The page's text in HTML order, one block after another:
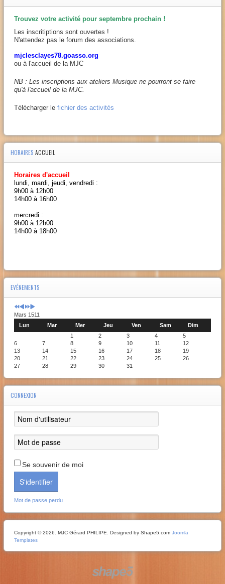
Trouvez votre activité pour septembre prochain !
Les inscritiptions sont ouvertes !
N'attendez pas le forum des associations.
mjclesclayes78.goasso.org
ou à l'accueil de la MJC
NB : Les inscriptions aux ateliers Musique ne pourront se faire
qu'à l'accueil de la MJC.
Télécharger le fichier des activités
HORAIRES ACCUEIL
Horaires d'accueil
lundi, mardi, jeudi, vendredi :
9h00 à 12h00
14h00 à 16h00
mercredi :
9h00 à 12h00
14h00 à 18h00
EVÉNEMENTS
Mars 1511
Lun
Mar Mer Jeu Ven Sam
Dim
1
2 3 4
5
6
7 8 9 10 11
12
13
14 15 16 17 18
19
20
21 22 23 24 25
26
27
28 29 30 31
CONNEXION
Se souvenir de moi
S'identifier
Mot de passe perdu
Copyright © 2026. MJC Gérard PHILIPE. Designed by Shape5.com Joomla
Templates